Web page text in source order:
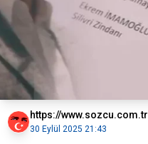
https://www.sozcu.com.tr
30 Eylül 2025 21:43